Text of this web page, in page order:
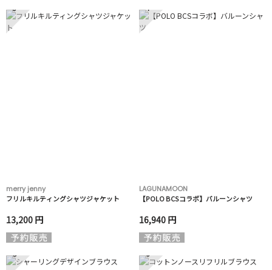
3
merry jenny
フリルキルティングシャツジャケット
13,200 円
4
LAGUNAMOON
【POLO BCSコラボ】バルーンシャツ
16,940 円
5 6